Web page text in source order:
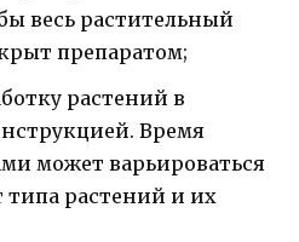
весь растительный
препаратом;
растений в
Время
может варьироваться
типа растений и их